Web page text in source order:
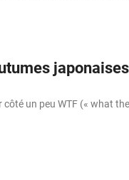
japonaises
un peu WTF (« what